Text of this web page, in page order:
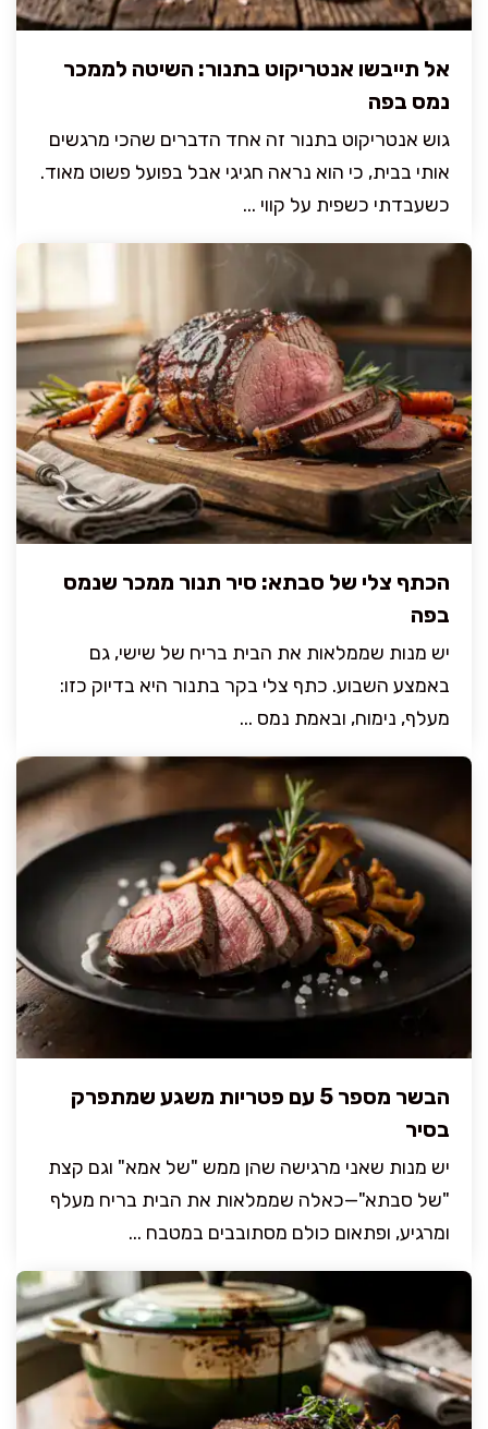
אל תייבשו אנטריקוט בתנור: השיטה לממכר
נמס בפה
גוש אנטריקוט בתנור זה אחד הדברים שהכי מרגשים
אותי בבית, כי הוא נראה חגיגי אבל בפועל פשוט מאוד.
כשעבדתי כשפית על קווי ...
הכתף צלי של סבתא: סיר תנור ממכר שנמס
בפה
יש מנות שממלאות את הבית בריח של שישי, גם
באמצע השבוע. כתף צלי בקר בתנור היא בדיוק כזו:
מעלף, נימוח, ובאמת נמס ...
הבשר מספר 5 עם פטריות משגע שמתפרק
בסיר
יש מנות שאני מרגישה שהן ממש "של אמא" וגם קצת
"של סבתא"—כאלה שממלאות את הבית בריח מעלף
ומרגיע, ופתאום כולם מסתובבים במטבח ...